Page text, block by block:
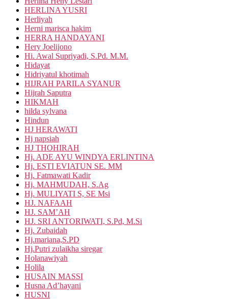
HERLINA YUSRI
Herliyah
Herni marisca hakim
HERRA HANDAYANI
Hery Joelijono
Hi. Awal Supriyadi, S.Pd. M.M.
Hidayat
Hidriyatul khotimah
HIJRAH PARILA SYANUR
Hijrah Saputra
HIKMAH
hilda sylvana
Hindun
HJ HERAWATI
Hj napsiah
HJ THOHIRAH
Hj. ADE AYU WINDYA ERLINTINA
Hj. ESTI EVIATUN SE. MM
Hj. Fatmawati Kadir
Hj. MAHMUDAH, S.Ag
Hj. MULIYATI S, SE Msi
HJ. NAFAAH
HJ. SAM’AH
HJ. SRI ANTORIWATI, S.Pd, M.Si
Hj. Zubaidah
Hj.mariana,S.PD
Hj.Putri zulaikha siregar
Holanawiyah
Holila
HUSAIN MASSI
Husna Ad’hayani
HUSNI